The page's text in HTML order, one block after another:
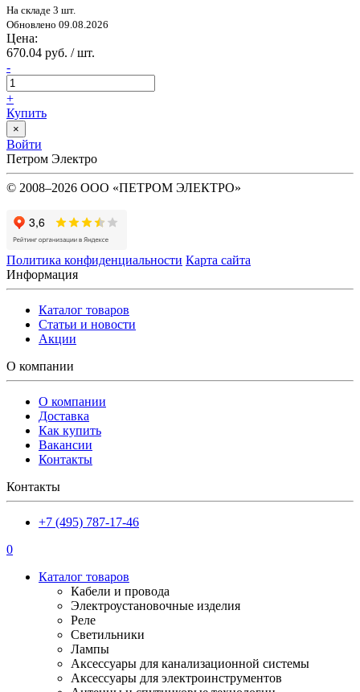
На складе 3 шт.
Обновлено 09.08.2026
Цена:
670.04 руб. / шт.
-
+
Купить
×
Войти
Петром Электро
© 2008–2026 ООО «ПЕТРОМ ЭЛЕКТРО»
Политика конфиденциальности Карта сайта
Информация
Каталог товаров
Статьи и новости
Акции
О компании
О компании
Доставка
Как купить
Вакансии
Контакты
Контакты
+7 (495) 787-17-46
0
Каталог товаров
Кабели и провода
Электроустановочные изделия
Реле
Светильники
Лампы
Аксессуары для канализационной системы
Аксессуары для электроинструментов